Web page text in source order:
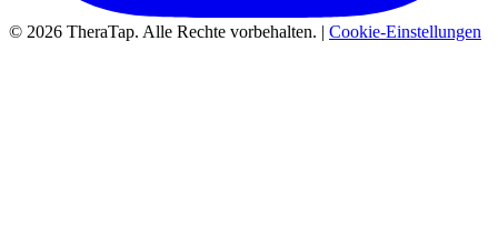
© 2026 TheraTap. Alle Rechte vorbehalten. | Cookie-Einstellungen